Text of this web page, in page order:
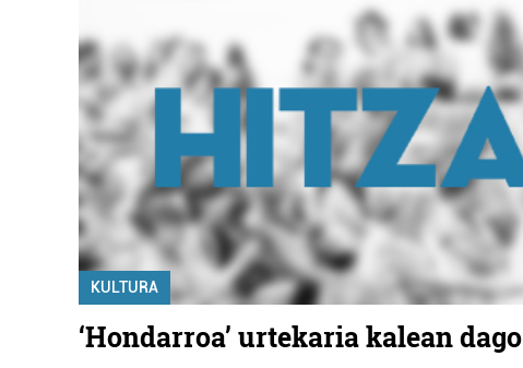
KULTURA
‘Hondarroa’ urtekaria kalean dago